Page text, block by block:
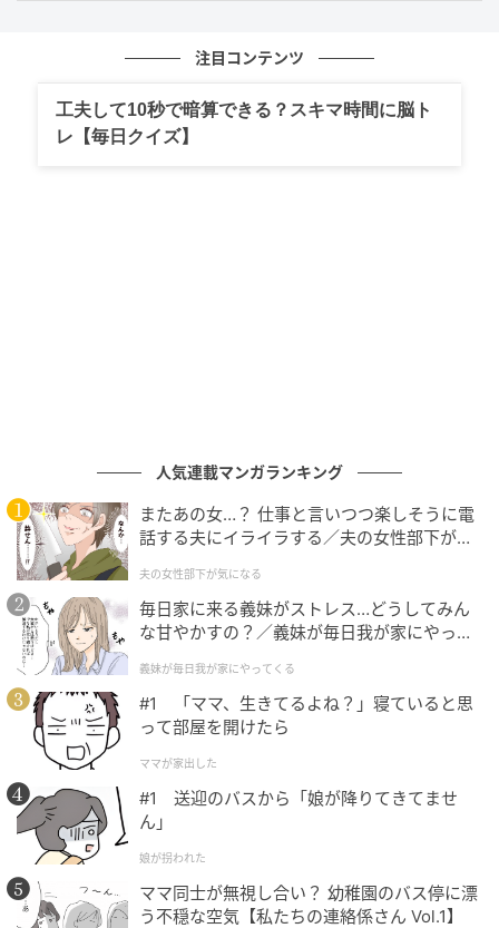
品川さんは「30代で嫌われすぎて信頼がない」「その
度悪かった。打ち合わせのときにヘッドホンつけてた
り」と過去をリアルに回顧。さらに「普通だったら“お
エピソードを知るとより好きになるかも
今も多くのファンに愛される芸人たちも、知られざる
挫折や葛藤を経験しています。品川祐さんのように、
過去の自分や周囲との関係性を正直に見つめ直し、歳
を重ねて“挨拶と感謝の大事さ”に気付く姿は、ファン
でなくても思わず共感したくなりますよね。
表舞台のきらめきの裏側で何が起きているのか、こう
したエピソードを知ることで、人としての魅力や奥深
さを再発見できるかもしれません。今後も品川祐さ
ん、そして品川庄司の活躍に注目したくなるトークで
した。
次の記事
注目コンテンツ
工夫して10秒で暗算できる？スキマ時間に脳ト
レ【毎日クイズ】
人気連載マンガランキング
またあの女…？ 仕事と言いつつ楽しそうに電
話する夫にイライラする／夫の女性部下が気
夫の女性部下が気になる
毎日家に来る義妹がストレス…どうしてみん
な甘やかすの？／義妹が毎日我が家にやって
が】
義妹が毎日我が家にやってくる
#1 「ママ、生きてるよね？」寝ていると思
って部屋を開けたら
ママが家出した
#1 送迎のバスから「娘が降りてきてませ
ん」
娘が拐われた
ママ同士が無視し合い？ 幼稚園のバス停に漂
う不穏な空気【私たちの連絡係さん Vol.1】